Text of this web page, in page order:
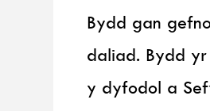
Bydd gan
daliad. Bydd yr
y dyfodol a